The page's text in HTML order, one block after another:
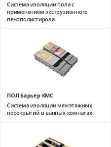
Система изоляции пола с
применением экструзионного
пенополистирола
ПОЛ Барьер КМС
Система изоляции межэтажных
перекрытий в ванных комнатах